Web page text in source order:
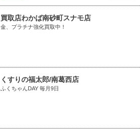
買取店わかば南砂町スナモ店
金、プラチナ強化買取中！
くすりの福太郎/南葛西店
ふくちゃんDAY 毎月9日